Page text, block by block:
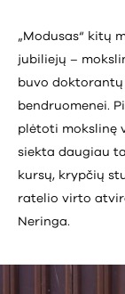
„Modusas“ kitų
jubiliejų –
buvo
bendruomenei.
plėtoti mokslinę
siekta daugiau
kursų, krypčių
ratelio virto
Neringa.